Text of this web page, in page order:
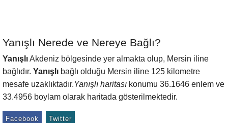
Yanışlı Nerede ve Nereye Bağlı?
YanışlıAkdeniz bölgesinde yer almakta olup, Mersin iline
bağlıdır. Yanışlı bağlı olduğu Mersin iline 125 kilometre
mesafe uzaklıktadır.Yanışlı haritası konumu 36.1646 enlem ve
33.4956 boylam olarak haritada gösterilmektedir.
Facebook Twitter